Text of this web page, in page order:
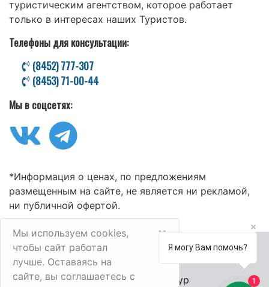
туристическим агентством, которое работает
только в интересах наших Туристов.
Телефоны для консультации:
(8452) 777-307
(8453) 71-00-44
Мы в соцсетях:
*Информация о ценах, по предложениям
размещенным на сайте, не является ни рекламой,
ни публичной офертой.
© 2006-2025 Велл-Тур
Мы используем cookies,
чтобы сайт работал
лучше. Оставаясь на
сайте, вы соглашаетесь с
×
Я могу Вам помочь?
1